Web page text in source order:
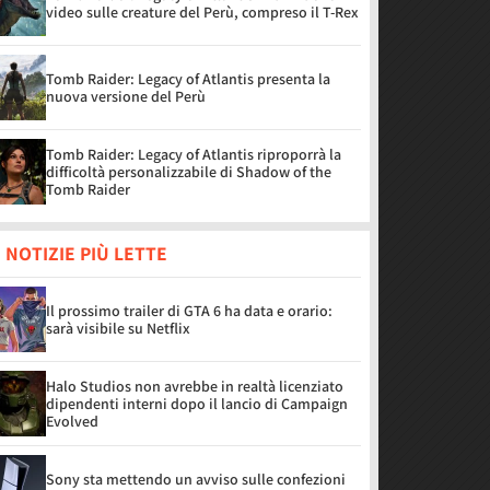
video sulle creature del Perù, compreso il T-Rex
Tomb Raider: Legacy of Atlantis presenta la
nuova versione del Perù
Tomb Raider: Legacy of Atlantis riproporrà la
difficoltà personalizzabile di Shadow of the
Tomb Raider
NOTIZIE PIÙ LETTE
Il prossimo trailer di GTA 6 ha data e orario:
sarà visibile su Netflix
Halo Studios non avrebbe in realtà licenziato
dipendenti interni dopo il lancio di Campaign
Evolved
Sony sta mettendo un avviso sulle confezioni